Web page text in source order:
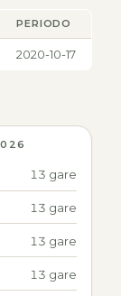
PERIODO
2020-10-17
13 gare
13 gare
13 gare
13 gare